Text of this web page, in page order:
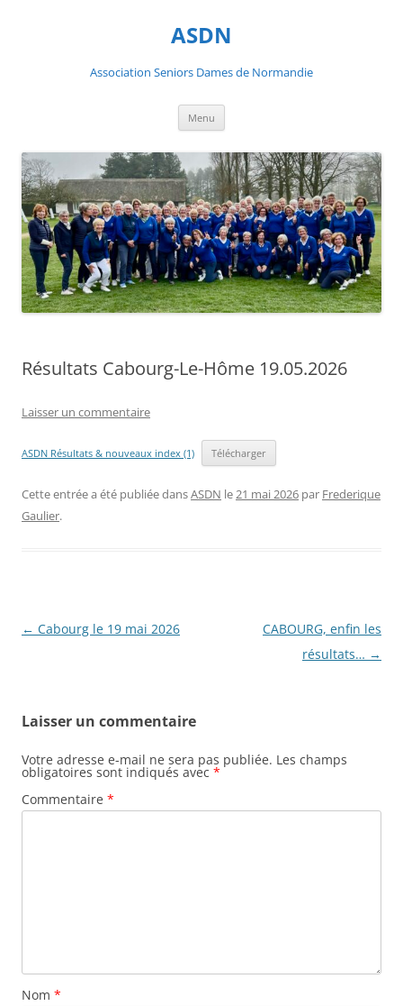
ASDN
Association Seniors Dames de Normandie
Menu
Résultats Cabourg-Le-Hôme 19.05.2026
Laisser un commentaire
ASDN Résultats & nouveaux index (1) Télécharger
Cette entrée a été publiée dansASDN le 21 mai 2026 par Frederique
Gaulier.
Navigation
← Cabourg le 19 mai 2026
CABOURG, enfin les
résultats… →
Laisser un commentaire
Votre adresse e-mail ne sera pas publiée. Les champs
obligatoires sont indiqués avec *
Commentaire *
Nom *